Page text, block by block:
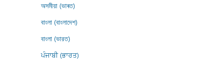
অসমীয়া (ভাৰত)
বাংলা (বাংলাদেশ)
বাংলা (ভারত)
ਪੰਜਾਬੀ (ਭਾਰਤ)